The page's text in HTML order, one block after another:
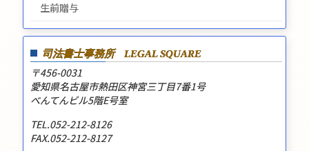
生前贈与
司法書士事務所 LEGAL SQUARE
〒456-0031
愛知県名古屋市熱田区神宮三丁目7番1号
べんてんビル5階E号室
TEL.052-212-8126
FAX.052-212-8127